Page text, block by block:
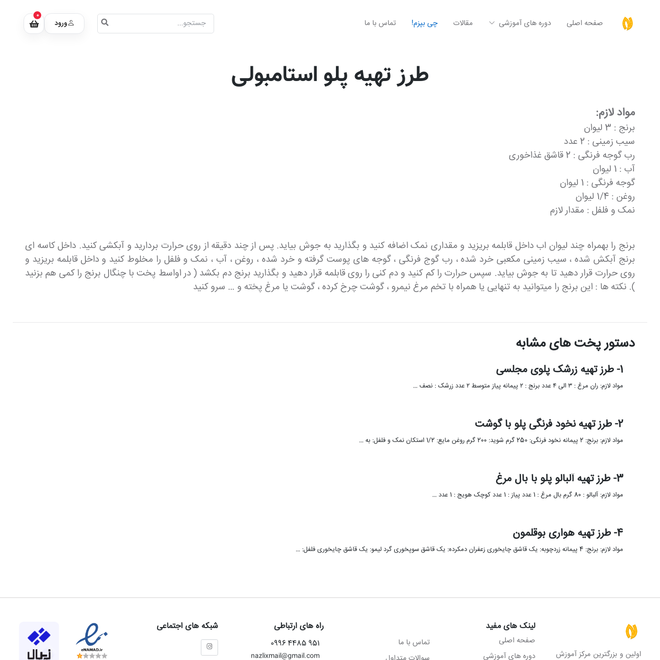
صفحه اصلی دوره های آموزشی مقالات چی بپزم! تماس با ما ورود
0
طرز تهیه پلو استامبولی
مواد لازم:
برنج : 3 لیوان
سیب زمینی : 2 عدد
رب گوجه فرنگی : 2 قاشق غذاخوری
آب : 1 لیوان
گوجه فرنگی : 1 لیوان
روغن : 1/4 لیوان
نمک و فلفل : مقدار لازم
برنج را بهمراه چند لیوان اب داخل قابلمه بریزید و مقداری نمک اضافه کنید و بگذارید به جوش بیاید. پس از چند دقیقه از روی حرارت بردارید و آبکشی کنید. داخل کاسه ای
برنج آبکش شده ، سیب زمینی مکعبی خرد شده ، رب گوج فرنگی ، گوجه های پوست گرفته و خرد شده ، روغن ، آب ، نمک و فلفل را مخلوط کنید و داخل قابلمه بریزید و
روی حرارت قرار دهید تا به جوش بیاید. سپس حرارت را کم کنید و دم کنی را روی قابلمه قرار دهید و بگذارید برنج دم بکشد ( در اواسط پخت با چنگال برنج را کمی هم بزنید
). نکته ها : این برنج را میتوانید به تنهایی یا همراه با تخم مرغ نیمرو ، گوشت چرخ کرده ، گوشت یا مرغ پخته و … سرو کنید
دستور پخت های مشابه
1- طرز تهیه زرشک پلوی مجلسی
مواد لازم: ران مرغ : ۳ الی ۴ عدد برنج : ۲ پیمانه پیاز متوسط ۲ عدد زرشک : نصف …
2- طرز تهیه نخود فرنگی پلو با گوشت
مواد لازم: برنج: 2 پیمانه نخود فرنگی: 250 گرم شوید: 200 گرم روغن مایع: 1/2 استکان نمک و فلفل: به …
3- طرز تهیه آلبالو پلو با بال مرغ
مواد لازم: آلبالو : 80 گرم بال مرغ : 1 عدد پیاز : 1 عدد کوچک هویج : 1 عدد …
4- طرز تهیه هواری بوقلمون
مواد لازم: برنج: 4 پیمانه زردچوبه: یک قاشق چایخوری زعفران دمکرده: یک قاشق سوپخوری گرد لیمو: یک قاشق چایخوری فلفل: …
اولین و بزرگترین مرکز آموزش
لینک های مفید
صفحه اصلی
دوره های آموزشی
تماس با ما
راه های ارتباطی
951 4485 0996
nazlixmail@gmail.com
شبکه های اجتماعی